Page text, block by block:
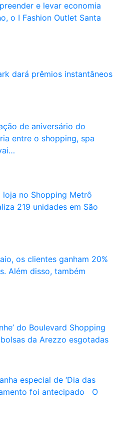
e levar economia
o I Fashion Outlet Santa
dará prêmios instantâneos
de aniversário do
entre o shopping, spa
loja no Shopping Metrô
219 unidades em São
os clientes ganham 20%
Além disso, também
do Boulevard Shopping
da Arezzo esgotadas
especial de ‘Dia das
foi antecipado O